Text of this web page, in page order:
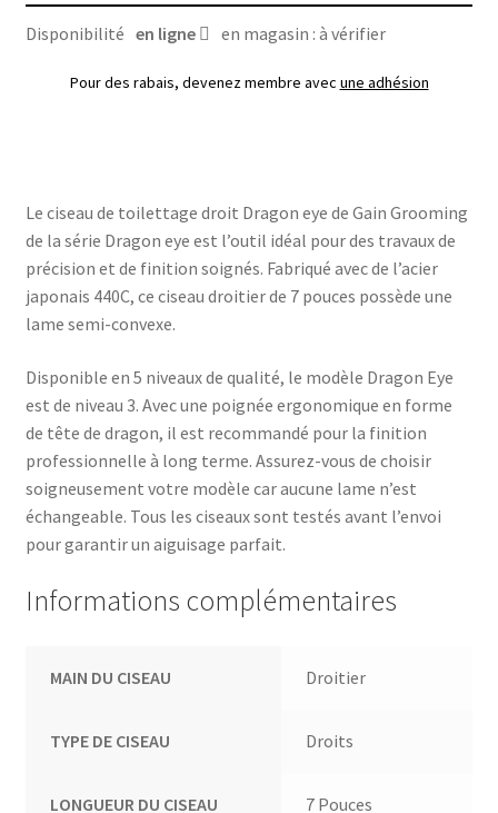
dragon
eye
Disponibilité en ligne en magasin : à vérifier
Pour des rabais, devenez membre avec une adhésion
Le ciseau de toilettage droit Dragon eye de Gain Grooming
de la série Dragon eye est l’outil idéal pour des travaux de
précision et de finition soignés. Fabriqué avec de l’acier
japonais 440C, ce ciseau droitier de 7 pouces possède une
lame semi-convexe.
Disponible en 5 niveaux de qualité, le modèle Dragon Eye
est de niveau 3. Avec une poignée ergonomique en forme
de tête de dragon, il est recommandé pour la finition
professionnelle à long terme. Assurez-vous de choisir
soigneusement votre modèle car aucune lame n’est
échangeable. Tous les ciseaux sont testés avant l’envoi
pour garantir un aiguisage parfait.
Informations complémentaires
MAIN DU CISEAU Droitier
TYPE DE CISEAU Droits
LONGUEUR DU CISEAU 7 Pouces